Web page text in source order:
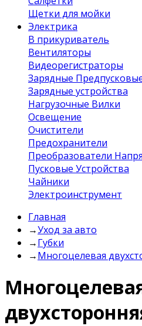
Щетки для мойки
Электрика
В прикуриватель
Вентиляторы
Видеорегистраторы
Зарядные
Зарядные устройства
Нагрузочные Вилки
Освещение
Очистители
Предохранители
Преобразователи
Пусковые Устройства
Чайники
Электроинструмент
Главная
→Уход за авто
→Губки
→Многоцелевая